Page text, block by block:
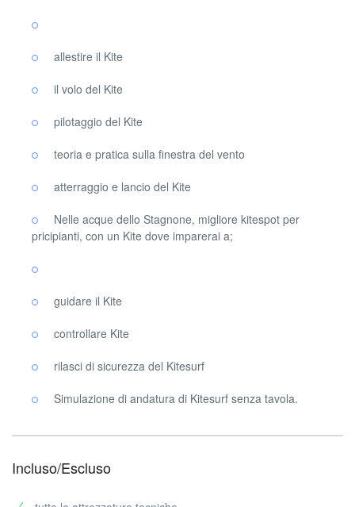
allestire il Kite
il volo del Kite
pilotaggio del Kite
teoria e pratica sulla finestra del vento
atterraggio e lancio del Kite
Nelle acque dello Stagnone, migliore kitespot per
pricipianti, con un Kite dove imparerai a;
guidare il Kite
controllare Kite
rilasci di sicurezza del Kitesurf
Simulazione di andatura di Kitesurf senza tavola.
Incluso/Escluso